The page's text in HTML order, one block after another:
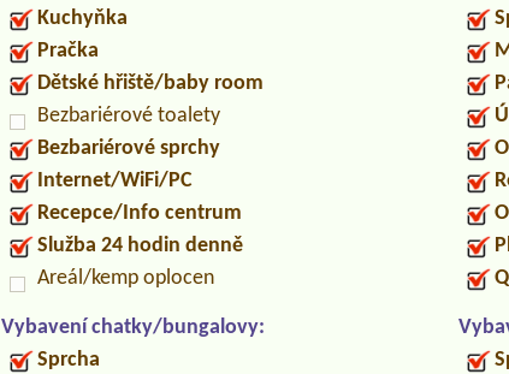
Kuchyňka
Pračka
Dětské hřiště/baby room
Bezbariérové toalety
Bezbariérové sprchy
Internet/WiFi/PC
Recepce/Info centrum
Služba 24 hodin denně
Areál/kemp oplocen
Vybavení chatky/bungalovy:
Sprcha